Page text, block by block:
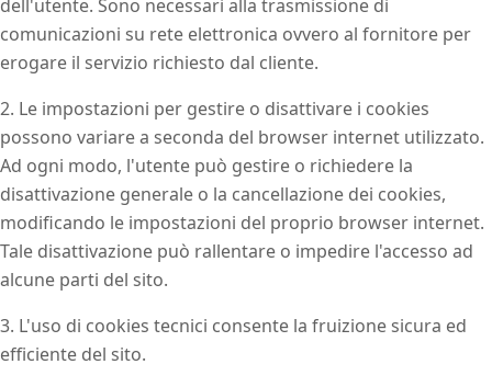
dell'utente. Sono necessari alla trasmissione di
comunicazioni su rete elettronica ovvero al fornitore per
erogare il servizio richiesto dal cliente.
2. Le impostazioni per gestire o disattivare i cookies
possono variare a seconda del browser internet utilizzato.
Ad ogni modo, l'utente può gestire o richiedere la
disattivazione generale o la cancellazione dei cookies,
modificando le impostazioni del proprio browser internet.
Tale disattivazione può rallentare o impedire l'accesso ad
alcune parti del sito.
3. L'uso di cookies tecnici consente la fruizione sicura ed
efficiente del sito.